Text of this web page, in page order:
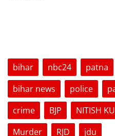
bihar nbc24 patna
bihar news
police
crime
BJP NITISH
Murder
RJD jdu